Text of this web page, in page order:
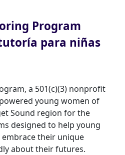
Program
para niñas
a 501(c)(3) nonprofit
young women of
Sound region for the
designed to help young
their unique
about their futures.